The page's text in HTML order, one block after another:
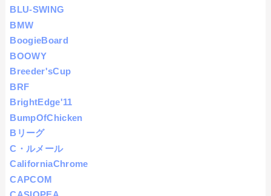
BLU-SWING
BMW
BoogieBoard
BOOWY
Breeder'sCup
BRF
BrightEdge'11
BumpOfChicken
Bリーグ
C・ルメール
CaliforniaChrome
CAPCOM